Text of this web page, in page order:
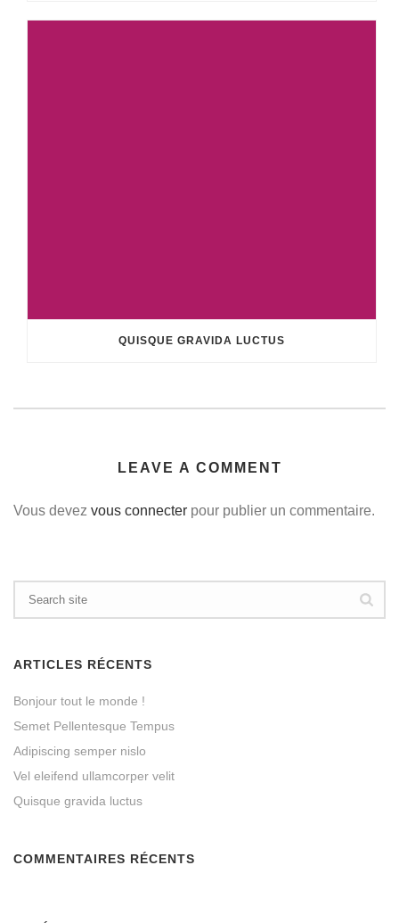
QUISQUE GRAVIDA LUCTUS
LEAVE A COMMENT
Vous devez vous connecter pour publier un commentaire.
ARTICLES RÉCENTS
Bonjour tout le monde !
Semet Pellentesque Tempus
Adipiscing semper nislo
Vel eleifend ullamcorper velit
Quisque gravida luctus
COMMENTAIRES RÉCENTS